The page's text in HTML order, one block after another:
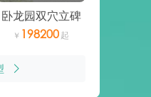
卧龙园双穴立碑
198200